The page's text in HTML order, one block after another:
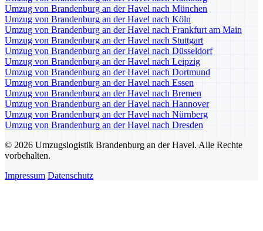
Umzug von Brandenburg an der Havel nach München
Umzug von Brandenburg an der Havel nach Köln
Umzug von Brandenburg an der Havel nach Frankfurt am Main
Umzug von Brandenburg an der Havel nach Stuttgart
Umzug von Brandenburg an der Havel nach Düsseldorf
Umzug von Brandenburg an der Havel nach Leipzig
Umzug von Brandenburg an der Havel nach Dortmund
Umzug von Brandenburg an der Havel nach Essen
Umzug von Brandenburg an der Havel nach Bremen
Umzug von Brandenburg an der Havel nach Hannover
Umzug von Brandenburg an der Havel nach Nürnberg
Umzug von Brandenburg an der Havel nach Dresden
© 2026 Umzugslogistik Brandenburg an der Havel. Alle Rechte
vorbehalten.
Impressum Datenschutz